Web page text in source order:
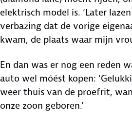
elektrisch model is. ‘Later
verbazing dat de vorige
kwam, de plaats waar mijn
En dan was er nog een reden
auto wel móést kopen:
weer thuis van de proefrit,
onze zoon geboren.’